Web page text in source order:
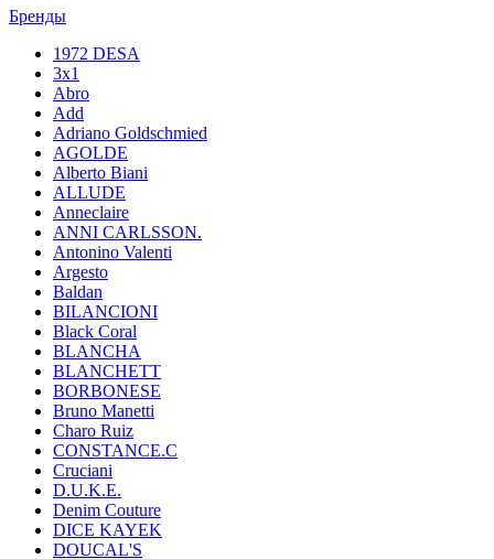
Бренды
1972 DESA
3x1
Abro
Add
Adriano Goldschmied
AGOLDE
Alberto Biani
ALLUDE
Anneclaire
ANNI CARLSSON.
Antonino Valenti
Argesto
Baldan
BILANCIONI
Black Coral
BLANCHA
BLANCHETT
BORBONESE
Bruno Manetti
Charo Ruiz
CONSTANCE.C
Cruciani
D.U.K.E.
Denim Couture
DICE KAYEK
DOUCAL'S